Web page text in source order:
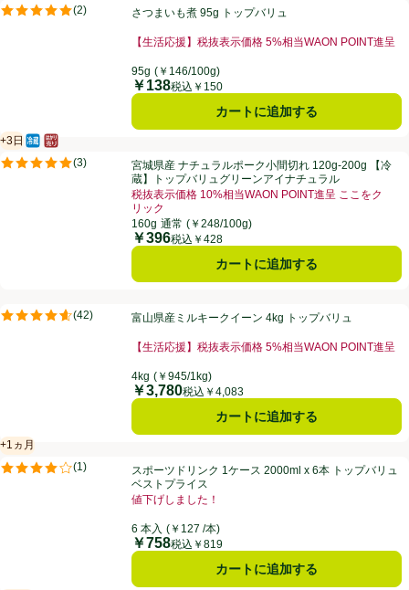
さつまいも煮 95g トップバリュ
(2)
評価は2件のレビューで5点中5.0点。
さつまいも煮 95g トップバリュ
【生活応援】税抜表示価格 5%相当WAON POINT進呈
95g (￥146/100g)
価格
￥138税込￥150
カートに追加する
宮城県産 ナチュラルポーク小間切れ 120g-200g 【冷蔵】トップバリ
+3日
賞味・消費期限保証：3日
冷蔵食品
はかり売り（不定貫）
(3)
評価は3件のレビューで5点中5.0点。宮城県産 ナチュラルポーク小間切れ 120g-200g 【冷
蔵】トップバリュグリーンアイナチュラル
税抜表示価格 10%相当WAON POINT進呈 ここをク
リック
160g 通常 (￥248/100g)
価格
￥396税込￥428
カートに追加する
富山県産ミルキークイーン 4kg トップバリュ
(42)
評価は42件のレビューで5点中4.6点。富山県産ミルキークイーン 4kg トップバリュ
【生活応援】税抜表示価格 5%相当WAON POINT進呈
4kg (￥945/1kg)
価格
￥3,780税込￥4,083
カートに追加する
スポーツドリンク 1ケース 2000ml x 6本 トップバリュベストプライス
+1ヵ月
賞味・消費期限保証：1ヵ月
(1)
評価は1件のレビューで5点中4.0点。スポーツドリンク 1ケース 2000ml x 6本 トップバリュ
ベストプライス
値下げしました！
6 本入 (￥127 /本)
価格
￥758税込￥819
カートに追加する